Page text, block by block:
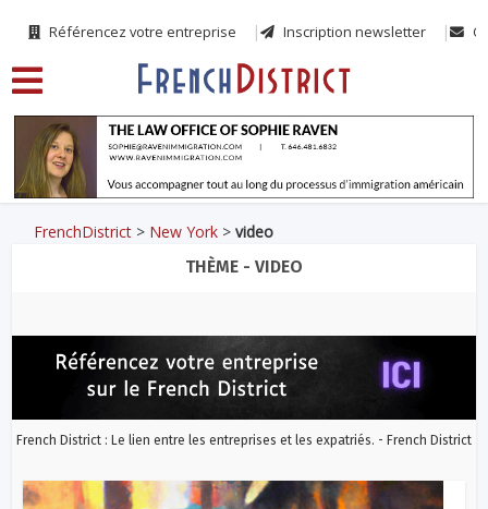
Référencez votre entreprise Inscription newsletter
FrenchDistrict > New York >video
THÈME - VIDEO
French District : Le lien entre les entreprises et les expatriés. - French District